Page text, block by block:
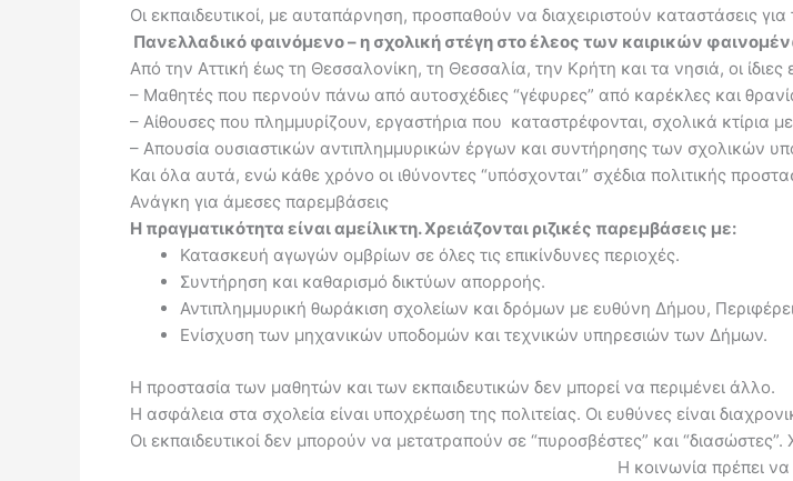
Οι εκπαιδευτικοί, με αυταπάρνηση, προσπαθούν να διαχειριστούν καταστάσεις
Πανελλαδικό φαινόμενο – η σχολική στέγη στο έλεος των καιρικών
Από την Αττική έως τη Θεσσαλονίκη, τη Θεσσαλία, την Κρήτη και τα νησιά, οι ίδιες
– Μαθητές που περνούν πάνω από αυτοσχέδιες “γέφυρες” από καρέκλες και
– Αίθουσες που πλημμυρίζουν, εργαστήρια που καταστρέφονται, σχολικά κτίρια
– Απουσία ουσιαστικών αντιπλημμυρικών έργων και συντήρησης των σχολικών
Και όλα αυτά, ενώ κάθε χρόνο οι ιθύνοντες “υπόσχονται” σχέδια πολιτικής
Ανάγκη για άμεσες παρεμβάσεις
Η πραγματικότητα είναι αμείλικτη. Χρειάζονται ριζικές παρεμβάσεις με:
Κατασκευή αγωγών ομβρίων σε όλες τις επικίνδυνες περιοχές.
Συντήρηση και καθαρισμό δικτύων απορροής.
Αντιπλημμυρική θωράκιση σχολείων και δρόμων με ευθύνη Δήμου,
Ενίσχυση των μηχανικών υποδομών και τεχνικών υπηρεσιών των Δήμων.
Η προστασία των μαθητών και των εκπαιδευτικών δεν μπορεί να περιμένει άλλο.
Η ασφάλεια στα σχολεία είναι υποχρέωση της πολιτείας. Οι ευθύνες είναι
Οι εκπαιδευτικοί δεν μπορούν να μετατραπούν σε “πυροσβέστες” και
Η κοινωνία πρέπει να